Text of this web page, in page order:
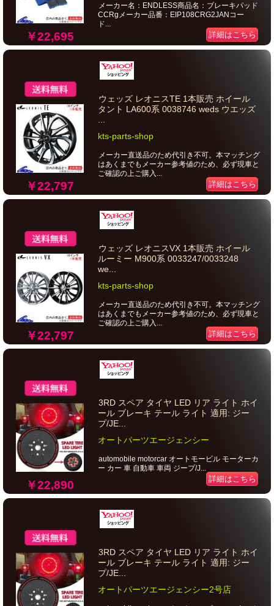
￥22,695
メーカー名：ENDLESS商品名：ブレーキパッド
CCRgメーカー品番：EIP108CRG2JANコー
ド...
詳細はこちら
￥22,797
ウェッズ レオニスTE 1本販売 ホイール
タント LA600系 0038746 weds ウエッズ
kts-parts-shop
メーカー直送品のため代引き不可。本マッチング
はあくまでもメーカー参考値のため、必ず現車と
ご確認の上ご購入...
詳細はこちら
￥22,797
ウェッズ レオニスVX 1本販売 ホイール
ルーミー M900系 0033247/0033248
we...
kts-parts-shop
メーカー直送品のため代引き不可。本マッチング
はあくまでもメーカー参考値のため、必ず現車と
ご確認の上ご購入...
詳細はこちら
￥22,890
3RD スペア タイヤ LED リア ライト ホイ
ール ブレーキ テール ライト 適用: ジー
プ/JE...
オートパーツエージェンシー
automobile motorcar オートモービル モーターカ
ー カー 車 自動車 車両 ジープ/J...
詳細はこちら
3RD スペア タイヤ LED リア ライト ホイ
ール ブレーキ テール ライト 適用: ジー
プ/JE...
オートパーツエージェンシー2号店